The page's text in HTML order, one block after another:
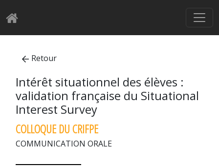
Retour
Intérêt situationnel des élèves :
validation française du Situational
Interest Survey
COLLOQUE DU CRIFPE
COMMUNICATION ORALE